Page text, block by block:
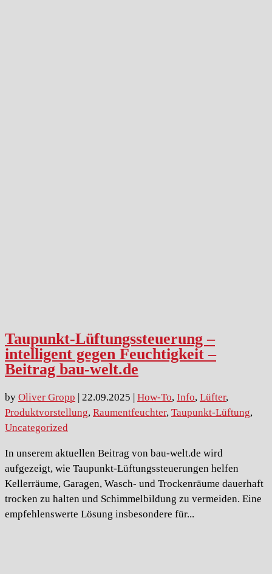
Taupunkt-Lüftungssteuerung –
intelligent gegen Feuchtigkeit –
Beitrag bau-welt.de
by Oliver Gropp 22.09.2025 How-To, Info, Lüfter,
Produktvorstellung, Raumentfeuchter, Taupunkt-Lüftung,
Uncategorized
In unserem aktuellen Beitrag von bau-welt.de wird
aufgezeigt, wie Taupunkt-Lüftungssteuerungen helfen
Kellerräume, Garagen, Wasch- und Trockenräume dauerhaft
trocken zu halten und Schimmelbildung zu vermeiden. Eine
empfehlenswerte Lösung insbesondere für...